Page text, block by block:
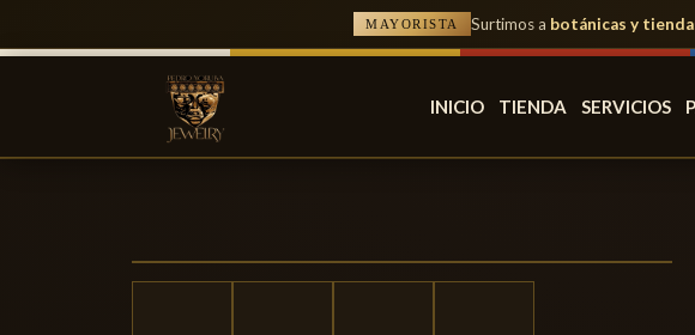
MAYORISTA Surtimos a botánicas y
INICIO TIENDA SERVICIOS